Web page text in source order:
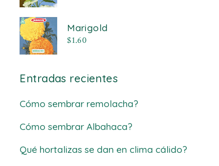
Marigold
$1.60
Entradas recientes
Cómo sembrar remolacha?
Cómo sembrar Albahaca?
Qué hortalizas se dan en clima cálido?